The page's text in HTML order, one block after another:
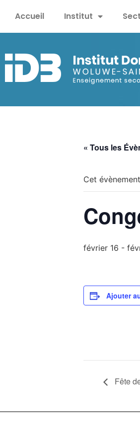
Accueil Institut
« Tous les
Cet
février 16 -
Ajouter
Fête